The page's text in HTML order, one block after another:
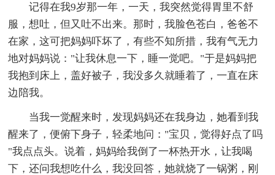
记得在我9岁那一年，一天，我突然觉得胃里不舒
服，想吐，但又吐不出来。那时，我脸色苍白，爸爸不
在家，这可把妈妈吓坏了，有些不知所措，我有气无力
地对妈妈说："让我休息一下，睡一觉吧。"于是妈妈把
我抱到床上，盖好被子，我没多久就睡着了，一直在床
边陪我。
当我一觉醒来时，发现妈妈还在我身边，她看到我
醒来了，便俯下身子，轻柔地问："宝贝，觉得好点了吗
"我点点头。说着，妈妈给我倒了一杯热开水，让我喝
下，还问我想吃什么，我没回答，她就烧了一锅粥，刚